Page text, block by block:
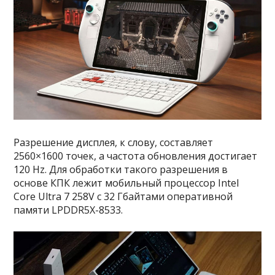
Разрешение дисплея, к слову, составляет
2560×1600 точек, а частота обновления достигает
120 Hz. Для обработки такого разрешения в
основе КПК лежит мобильный процессор Intel
Core Ultra 7 258V с 32 Гбайтами оперативной
памяти LPDDR5X-8533.